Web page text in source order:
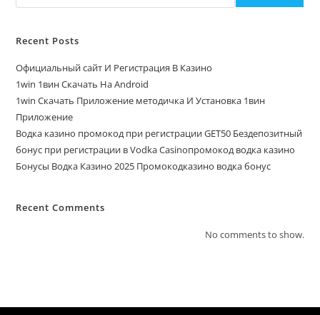
Recent Posts
Официальный сайт И Регистрация В Казино
1win 1вин Скачать На Android
1win Скачать Приложение методичка И Установка 1вин
Приложение
Водка казино промокод при регистрации GET50 Бездепозитный
бонус при регистрации в Vodka Casinoпромокод водка казино
Бонусы Водка Казино 2025 Промокодказино водка бонус
Recent Comments
No comments to show.